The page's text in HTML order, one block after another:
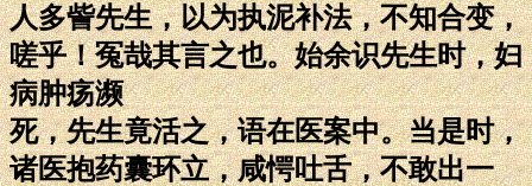
人多訾先生，以为执泥补法，不知合变，
嗟乎！冤哉其言之也。始余识先生时，妇
病肿疡濒
死，先生竟活之，语在医案中。当是时，
诸医抱药囊环立，咸愕吐舌，不敢出一